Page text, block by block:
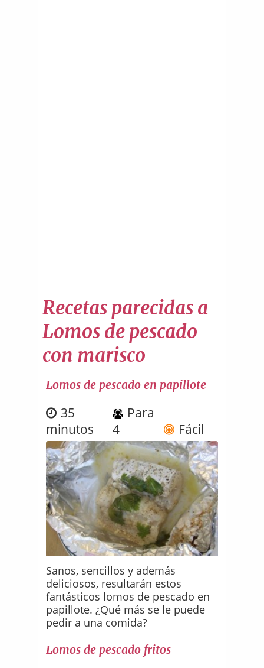
Recetas parecidas a
Lomos de pescado
con marisco
Lomos de pescado en papillote
35
minutos
Para
4
Fácil
Sanos, sencillos y además
deliciosos, resultarán estos
fantásticos lomos de pescado en
papillote. ¿Qué más se le puede
pedir a una comida?
Lomos de pescado fritos